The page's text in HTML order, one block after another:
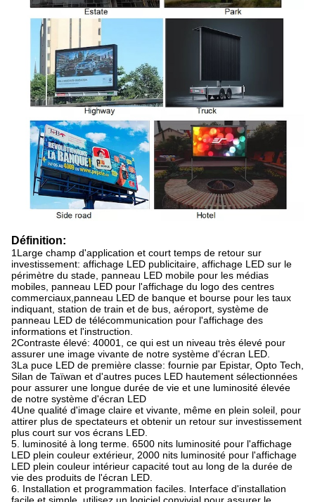
Définition:
1Large champ d'application et court temps de retour sur
investissement: affichage LED publicitaire, affichage LED sur le
périmètre du stade, panneau LED mobile pour les médias
mobiles, panneau LED pour l'affichage du logo des centres
commerciaux,panneau LED de banque et bourse pour les taux
indiquant, station de train et de bus, aéroport, système de
panneau LED de télécommunication pour l'affichage des
informations et l'instruction.
2Contraste élevé: 40001, ce qui est un niveau très élevé pour
assurer une image vivante de notre système d'écran LED.
3La puce LED de première classe: fournie par Epistar, Opto Tech,
Silan de Taïwan et d'autres puces LED hautement sélectionnées
pour assurer une longue durée de vie et une luminosité élevée
de notre système d'écran LED
4Une qualité d'image claire et vivante, même en plein soleil, pour
attirer plus de spectateurs et obtenir un retour sur investissement
plus court sur vos écrans LED.
5. luminosité à long terme. 6500 nits luminosité pour l'affichage
LED plein couleur extérieur, 2000 nits luminosité pour l'affichage
LED plein couleur intérieur capacité tout au long de la durée de
vie des produits de l'écran LED.
6. Installation et programmation faciles. Interface d'installation